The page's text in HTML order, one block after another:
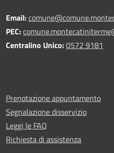
Email:
PEC:
Centralino Unico:0572 9181
Prenotazione appuntamento
Segnalazione disservizio
Leggi le FAQ
Richiesta di assistenza